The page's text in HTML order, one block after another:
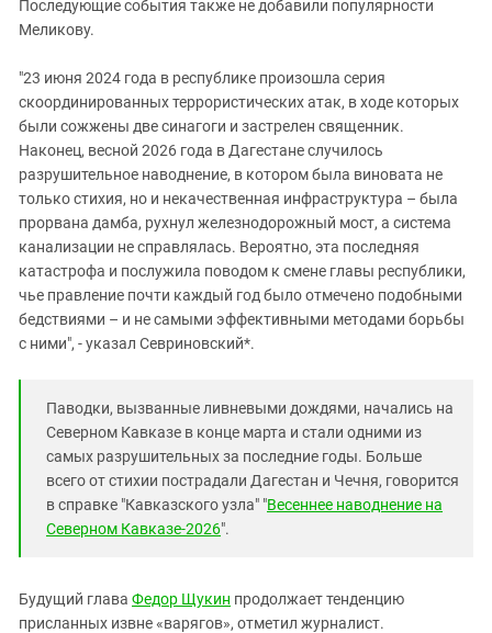
Последующие события также не добавили популярности
Меликову.
"23 июня 2024 года в республике произошла серия
скоординированных террористических атак, в ходе которых
были сожжены две синагоги и застрелен священник.
Наконец, весной 2026 года в Дагестане случилось
разрушительное наводнение, в котором была виновата не
только стихия, но и некачественная инфраструктура – была
прорвана дамба, рухнул железнодорожный мост, а система
канализации не справлялась. Вероятно, эта последняя
катастрофа и послужила поводом к смене главы республики,
чье правление почти каждый год было отмечено подобными
бедствиями – и не самыми эффективными методами борьбы
с ними", - указал Севриновский*.
Паводки, вызванные ливневыми дождями, начались на
Северном Кавказе в конце марта и стали одними из
самых разрушительных за последние годы. Больше
всего от стихии пострадали Дагестан и Чечня, говорится
в справке "Кавказского узла" "Весеннее наводнение на
Северном Кавказе-2026".
Будущий глава Федор Щукин продолжает тенденцию
присланных извне «варягов», отметил журналист.